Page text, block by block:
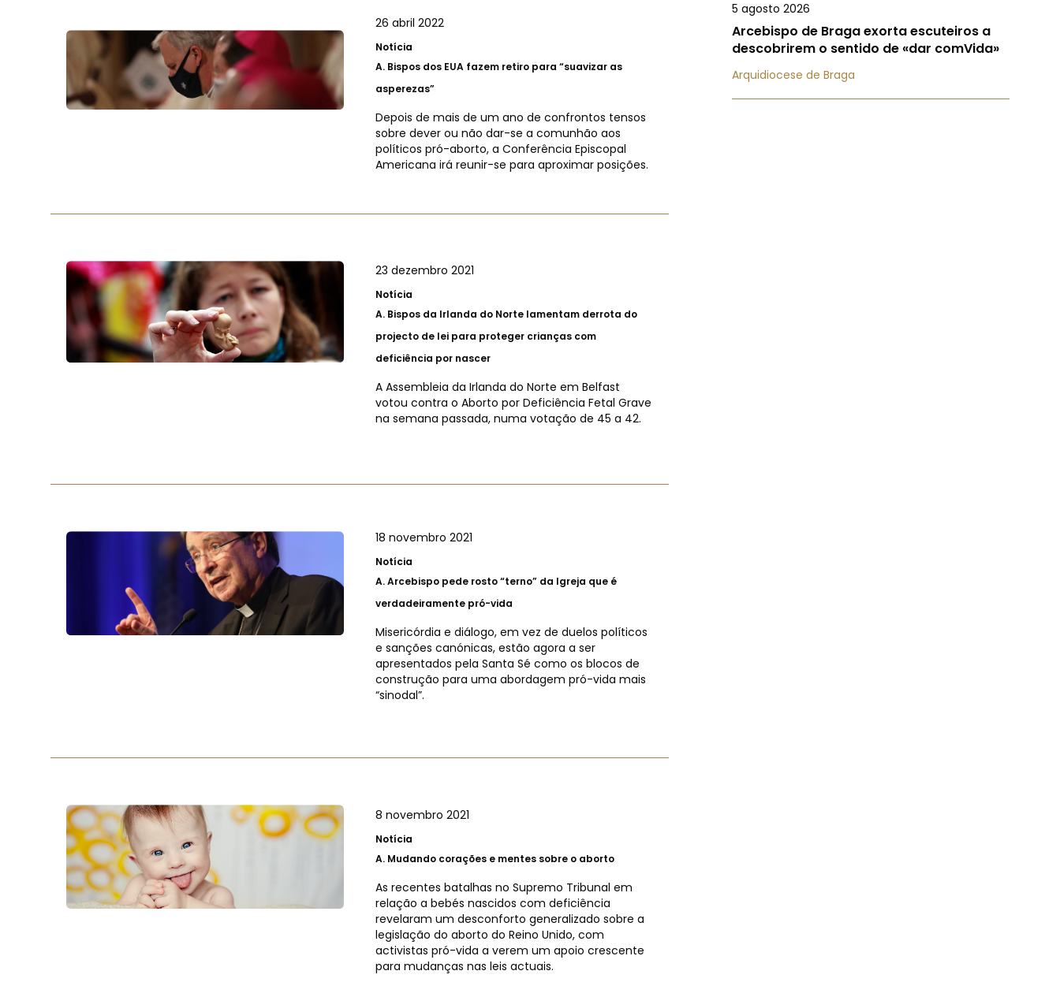
26 abril 2022
Notícia
A. Bispos dos EUA fazem retiro para “suavizar as
asperezas”
Depois de mais de um ano de confrontos tensos
sobre dever ou não dar-se a comunhão aos
políticos pró-aborto, a Conferência Episcopal
Americana irá reunir-se para aproximar posições.
23 dezembro 2021
Notícia
A. Bispos da Irlanda do Norte lamentam derrota do
projecto de lei para proteger crianças com
deficiência por nascer
A Assembleia da Irlanda do Norte em Belfast
votou contra o Aborto por Deficiência Fetal Grave
na semana passada, numa votação de 45 a 42.
18 novembro 2021
Notícia
A.Arcebispo pede rosto “terno” da Igreja que é
verdadeiramente pró-vida
Misericórdia e diálogo, em vez de duelos políticos
e sanções canónicas, estão agora a ser
apresentados pela Santa Sé como os blocos de
construção para uma abordagem pró-vida mais
“sinodal”.
8 novembro 2021
Notícia
A. Mudando corações e mentes sobre o aborto
As recentes batalhas no Supremo Tribunal em
relação a bebés nascidos com deficiência
revelaram um desconforto generalizado sobre a
legislação do aborto do Reino Unido, com
activistas pró-vida a verem um apoio crescente
para mudanças nas leis actuais.
5 agosto 2026
Arcebispo de Braga exorta escuteiros a
descobrirem o sentido de «dar comVida»
Arquidiocese de Braga